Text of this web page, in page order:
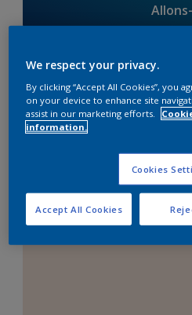
Le Blanc
We respect your privacy.
By clicking “Accept All Cookies”, you
on your device to enhance site
assist in our marketing efforts.
information.
Cookies
Accept All Cookies